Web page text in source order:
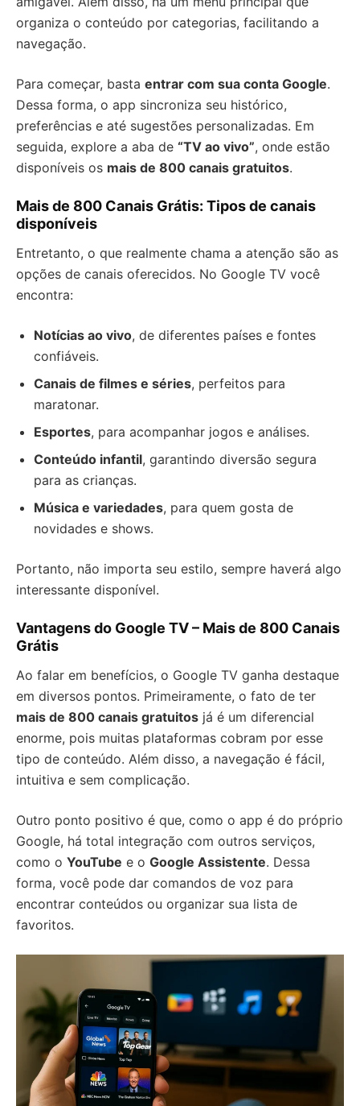
organiza o conteúdo por categorias, facilitando a
navegação.
Para começar, basta entrar com sua conta Google.
Dessa forma, o app sincroniza seu histórico,
preferências e até sugestões personalizadas. Em
seguida, explore a aba de “TV ao vivo”, onde estão
disponíveis os mais de 800 canais gratuitos.
Mais de 800 Canais Grátis: Tipos de canais
disponíveis
Entretanto, o que realmente chama a atenção são as
opções de canais oferecidos. No Google TV você
encontra:
Notícias ao vivo, de diferentes países e fontes
confiáveis.
Canais de filmes e séries, perfeitos para
maratonar.
Esportes, para acompanhar jogos e análises.
Conteúdo infantil, garantindo diversão segura
para as crianças.
Música e variedades, para quem gosta de
novidades e shows.
Portanto, não importa seu estilo, sempre haverá algo
interessante disponível.
Vantagens do Google TV – Mais de 800 Canais
Grátis
Ao falar em benefícios, o Google TV ganha destaque
em diversos pontos. Primeiramente, o fato de ter
mais de 800 canais gratuitos já é um diferencial
enorme, pois muitas plataformas cobram por esse
tipo de conteúdo. Além disso, a navegação é fácil,
intuitiva e sem complicação.
Outro ponto positivo é que, como o app é do próprio
Google, há total integração com outros serviços,
como o YouTube e o Google Assistente. Dessa
forma, você pode dar comandos de voz para
encontrar conteúdos ou organizar sua lista de
favoritos.